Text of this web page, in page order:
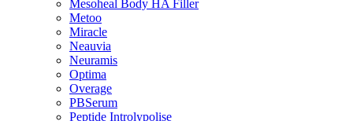
Mesoheal Body HA Filler
Metoo
Miracle
Neauvia
Neuramis
Optima
Overage
PBSerum
Peptide Introlypolise